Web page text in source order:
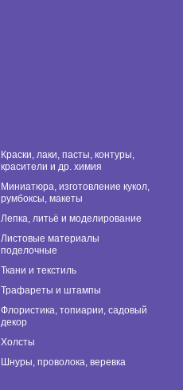
Краски, лаки, пасты, контуры,
красители и др. химия
Миниатюра, изготовление кукол,
румбоксы, макеты
Лепка, литьё и моделирование
Листовые материалы
поделочные
Ткани и текстиль
Трафареты и штампы
Флористика, топиарии, садовый
декор
Холсты
Шнуры, проволока, веревка